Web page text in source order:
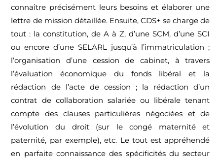
connaître précisément leurs besoins et élaborer une
lettre de mission détaillée. Ensuite, CDS+ se charge de
tout : la constitution, de A à Z, d’une SCM, d’une SCI
ou encore d’une SELARL jusqu’à l’immatriculation ;
l’organisation d’une cession de cabinet, à travers
l’évaluation économique du fonds libéral et la
rédaction de l’acte de cession ; la rédaction d’un
contrat de collaboration salariée ou libérale tenant
compte des clauses particulières négociées et de
l’évolution du droit (sur le congé maternité et
paternité, par exemple), etc. Le tout est appréhendé
en parfaite connaissance des spécificités du secteur